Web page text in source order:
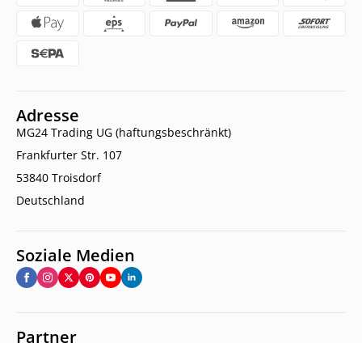
Adresse
MG24 Trading UG (haftungsbeschränkt)
Frankfurter Str. 107
53840 Troisdorf
Deutschland
Soziale Medien
Partner